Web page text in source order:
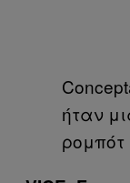
ήταν
ρομπότ